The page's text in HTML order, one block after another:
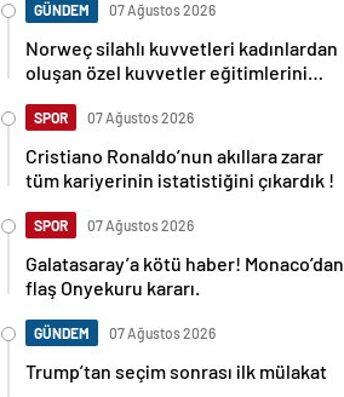
GÜNDEM 07 Ağustos 2026
Norweç silahlı kuvvetleri kadınlardan
oluşan özel kuvvetler eğitimlerini
SPOR 07 Ağustos 2026
Cristiano Ronaldo’nun akıllara zarar
tüm kariyerinin istatistiğini çıkardık !
SPOR 07 Ağustos 2026
Galatasaray’a kötü haber! Monaco’dan
flaş Onyekuru kararı.
GÜNDEM 07 Ağustos 2026
Trump’tan seçim sonrası ilk mülakat